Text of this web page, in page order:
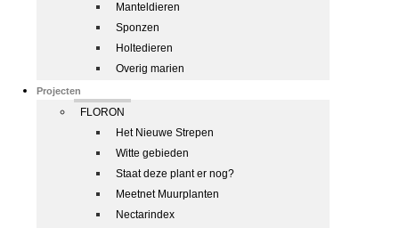
Manteldieren
Sponzen
Holtedieren
Overig marien
Projecten
FLORON
Het Nieuwe Strepen
Witte gebieden
Staat deze plant er nog?
Meetnet Muurplanten
Nectarindex